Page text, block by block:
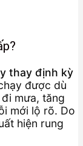
thay định kỳ
được dù
mưa, tăng
mới lộ rõ. Do
hiện rung